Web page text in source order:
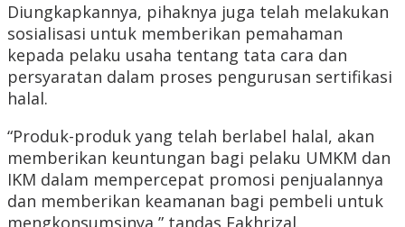
Diungkapkannya, pihaknya juga telah melakukan
sosialisasi untuk memberikan pemahaman
kepada pelaku usaha tentang tata cara dan
persyaratan dalam proses pengurusan sertifikasi
halal.
“Produk-produk yang telah berlabel halal, akan
memberikan keuntungan bagi pelaku UMKM dan
IKM dalam mempercepat promosi penjualannya
dan memberikan keamanan bagi pembeli untuk
mengkonsumsinya,” tandas Fakhrizal.